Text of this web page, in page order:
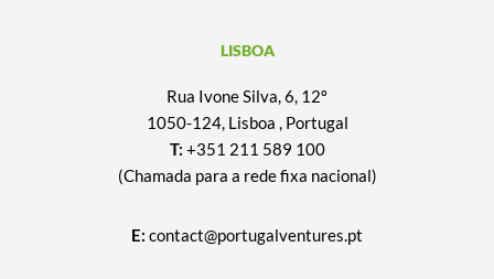
LISBOA
Rua Ivone Silva, 6, 12º
1050-124, Lisboa , Portugal
T: +351 211 589 100
(Chamada para a rede fixa nacional)
E: contact@portugalventures.pt